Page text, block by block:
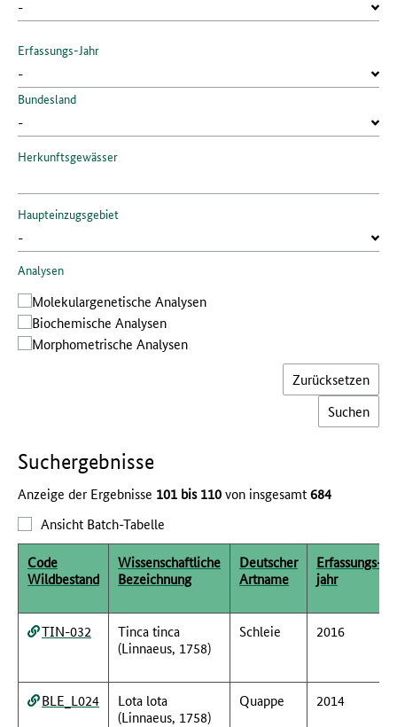
Erfassungs-Jahr
Bundesland
Herkunftsgewässer
Haupteinzugsgebiet
Analysen
Molekular­genetische Analysen
Bio­chemische Analysen
Morphometrische Analysen
Zurücksetzen
Such­ergebnisse
Anzeige der Ergebnisse 101 bis 110von insgesamt684
Ansicht Batch-Tabelle
Code
Wildbestand
Wissenschaftliche
Bezeichnung
Deutscher
Artname
Erfassungs­
jahr
TIN-032
Tinca tinca
(Linnaeus, 1758)
Schleie 2016
BLE_L024
Lota lota
(Linnaeus, 1758)
Quappe 2014